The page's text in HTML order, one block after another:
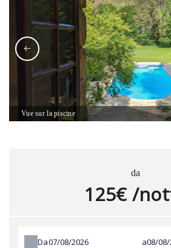
Vue sur la piscine
da
125€ /
Da a